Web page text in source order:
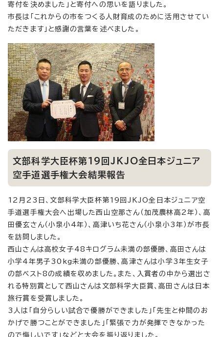
寄付を決めました」と寄付への思いを語りました。
市長は「これからの市をつくる人財育成のために活用させてい
ただきます」と感謝の言葉を述べました。
文部科学大臣杯第19回JKJO全日本ジュニア
空手道選手権大会結果報告
12月23日、文部科学大臣杯第19回JKJO全日本ジュニア空
手道選手権大会へ出場した西山空那さん（加茂農林高2年）、高
田優玄さん（小泉小4年）、高津いち花さん（小泉小3年）が市長
を訪問しました。
西山さんは高校女子48キログラム未満の部優勝、高田さんは
小学4年男子30kg未満の部優勝、高津さんは小学3年生女子
の部ベスト8の成績を収めました。また、入賞者の中から選出さ
れる特別賞として西山さんは文部科学大臣賞、高田さんは日本
旅行賞を受賞しました。
3人は「自分らしい試合で優勝ができました」「先生と仲間のお
かげで勝つことができました」「緊張で力が発揮できなかった
ので悔しいです」などと大会を振り返りました。